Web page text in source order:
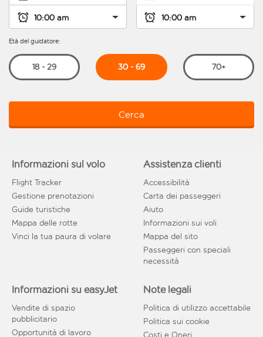
Età del guidatore:
18 - 29 30 - 69 70+
Cerca
Informazioni sul volo
Flight Tracker
Gestione prenotazioni
Guide turistiche
Mappa delle rotte
Vinci la tua paura di volare
Assistenza clienti
Accessibilità
Carta dei passeggeri
Aiuto
Informazioni sui voli
Mappa del sito
Passeggeri con speciali
necessità
Informazioni su easyJet
Vendite di spazio
pubblicitario
Opportunità di lavoro
Note legali
Politica di utilizzo accettabile
Politica sui cookie
Costi e Oneri